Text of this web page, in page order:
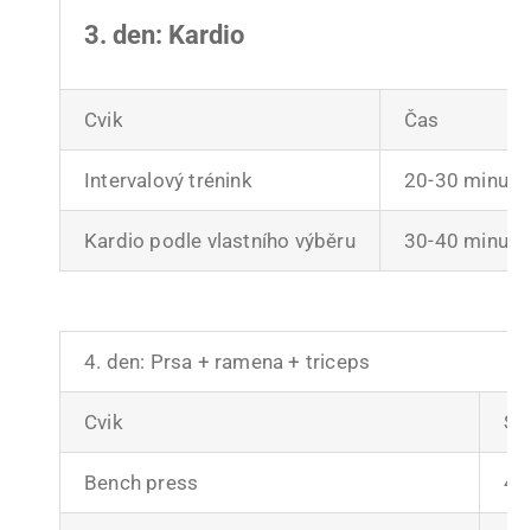
3. den: Kardio
Cvik Čas
Intervalový trénink 20-30 minut
Kardio podle vlastního výběru 30-40 minut
4. den: Prsa + ramena + triceps
Cvik
Bench press 4-